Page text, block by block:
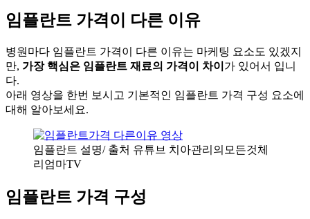
임플란트 가격이 다른 이유
병원마다 임플란트 가격이 다른 이유는 마케팅 요소도 있겠지
만, 가장 핵심은 임플란트 재료의 가격이 차이 가 있어서 입니
다.
아래 영상을 한번 보시고 기본적인 임플란트 가격 구성 요소에
대해 알아보세요.
임플란트 설명/ 출처 유튜브 치아관리의모든것체
리엄마TV
임플란트 가격 구성